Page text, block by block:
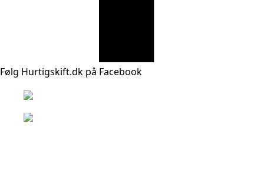
Følg Hurtigskift.dk på Facebook